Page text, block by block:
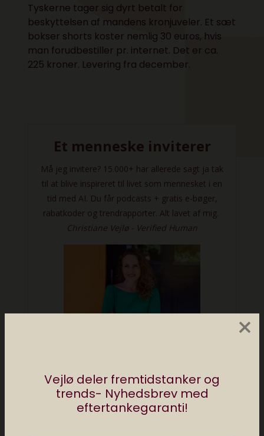
Vejlø deler fremtidstanker og
trends- Nyhedsbrev med
eftertankegaranti!
×
Tyskerne tager sig dyrt betalt for
beskyttelsen af mandens kronjuveler. Et sæt
bokser shorts koster nemlig 30 euros, hvis
man forudbestiller pr. internet. Det er ca.
225 kroner. Levering fra december.